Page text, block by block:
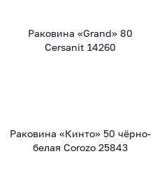
Раковина «Grand» 80
Cersanit 14260
Раковина «Кинто» 50 чёрно-
белая Corozo 25843